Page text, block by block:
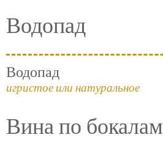
Водопад
Водопад
игристое или натуральное
Вина по бокалам